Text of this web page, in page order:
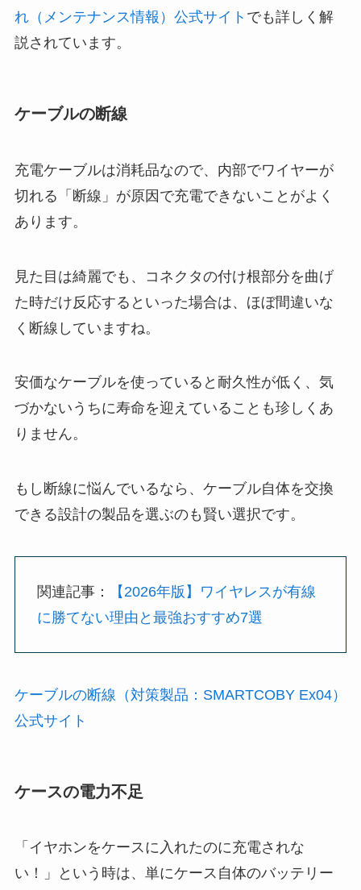
れ（メンテナンス情報）公式サイト でも詳しく解
説されています。
ケーブルの断線
充電ケーブルは消耗品なので、内部でワイヤーが
切れる「断線」が原因で充電できないことがよく
あります。
見た目は綺麗でも、コネクタの付け根部分を曲げ
た時だけ反応するといった場合は、ほぼ間違いな
く断線していますね。
安価なケーブルを使っていると耐久性が低く、気
づかないうちに寿命を迎えていることも珍しくあ
りません。
もし断線に悩んでいるなら、ケーブル自体を交換
できる設計の製品を選ぶのも賢い選択です。
関連記事：
【2026年版】ワイヤレスが有線
に勝てない理由と最強おすすめ7選
ケーブルの断線（対策製品：SMARTCOBY Ex04）
公式サイト
ケースの電力不足
「イヤホンをケースに入れたのに充電されな
い！」という時は、単にケース自体のバッテリー